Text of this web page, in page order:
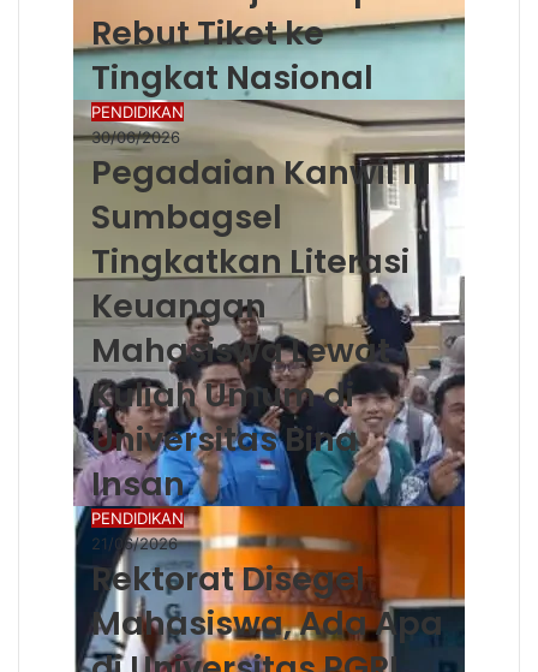
Rebut Tiket ke
Tingkat Nasional
PENDIDIKAN
30/06/2026
Pegadaian Kanwil III
Sumbagsel
Tingkatkan Literasi
Keuangan
Mahasiswa Lewat
Kuliah Umum di
Universitas Bina
Insan
PENDIDIKAN
21/06/2026
Rektorat Disegel
Mahasiswa, Ada Apa